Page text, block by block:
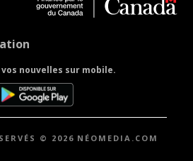
nouvelles sur mobile.
© 2026 NÉOMEDIA.COM